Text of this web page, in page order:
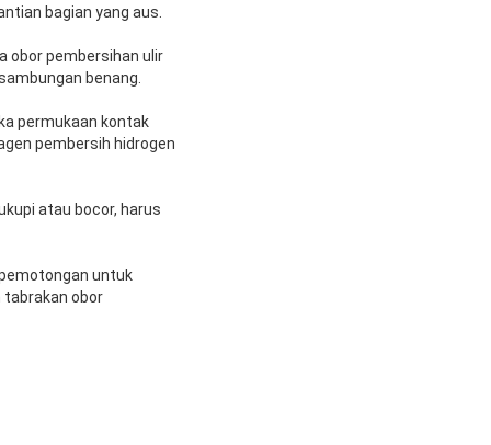
bagian yang aus.
obor pembersihan ulir
benang.
permukaan kontak
pembersih hidrogen
atau bocor, harus
untuk
obor